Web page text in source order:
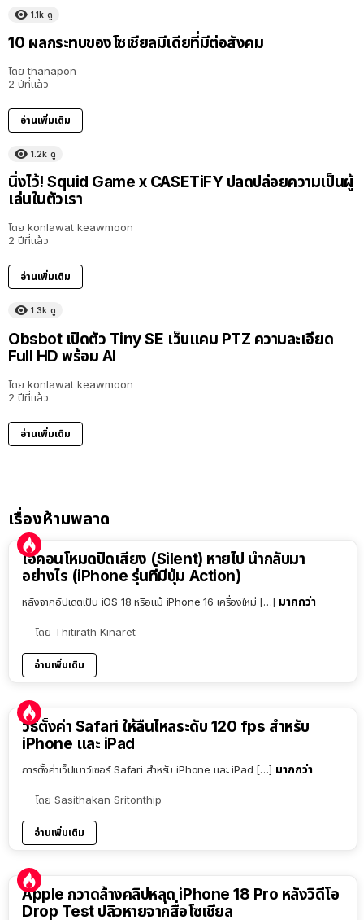
1.1k ดู
10 ผลกระทบของโซเชียลมีเดียที่มีต่อสังคม
โดย thanapon
2 ปีที่แล้ว
อ่านเพิ่มเติม
1.2k ดู
นิ่งไว้! Squid Game x CASETiFY ปลดปล่อยความเป็นผู้
เล่นในตัวเรา
โดย konlawat keawmoon
2 ปีที่แล้ว
อ่านเพิ่มเติม
1.3k ดู
Obsbot เปิดตัว Tiny SE เว็บแคม PTZ ความละเอียด
Full HD พร้อม AI
โดย konlawat keawmoon
2 ปีที่แล้ว
อ่านเพิ่มเติม
เรื่องห้ามพลาด
ไอคอนโหมดปิดเสียง (Silent) หายไป นำกลับมา
อย่างไร (iPhone รุ่นที่มีปุ่ม Action)
หลังจากอัปเดตเป็น iOS 18 หรือแม้ iPhone 16 เครื่องใหม่ […] มากกว่า
โดย Thitirath Kinaret
อ่านเพิ่มเติม
วิธีตั้งค่า Safari ให้ลื่นไหลระดับ 120 fps สำหรับ
iPhone และ iPad
การตั้งค่าเว็ปเบาว์เซอร์ Safari สำหรับ iPhone และ iPad […] มากกว่า
โดย Sasithakan Sritonthip
อ่านเพิ่มเติม
Apple กวาดล้างคลิปหลุด iPhone 18 Pro หลังวิดีโอ
Drop Test ปลิวหายจากสื่อโซเชียล